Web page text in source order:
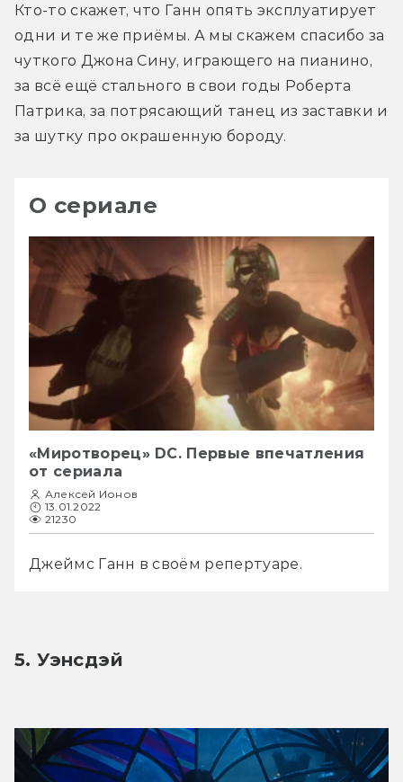
Кто-то скажет, что Ганн опять эксплуатирует
одни и те же приёмы. А мы скажем спасибо за
чуткого Джона Сину, играющего на пианино,
за всё ещё стального в свои годы Роберта
Патрика, за потрясающий танец из заставки и
за шутку про окрашенную бороду.
О сериале
«Миротворец» DC. Первые впечатления
от сериала
Алексей Ионов
13.01.2022
21230
Джеймс Ганн в своём репертуаре.
5. Уэнсдэй